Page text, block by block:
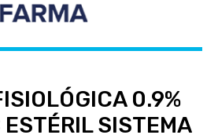
0.9%
SISTEMA